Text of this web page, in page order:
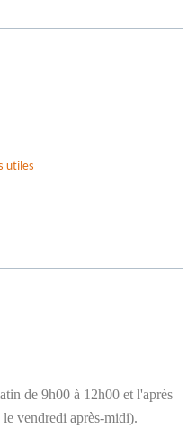
utiles
de 9h00 à 12h00 et l'après
vendredi après-midi).